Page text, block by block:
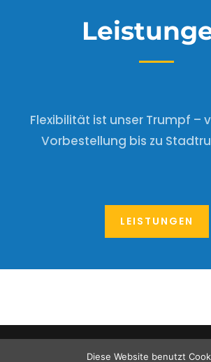
Flexibilität ist unser Trumpf –
Vorbestellung bis zu
LEISTUNGEN
© 2019 Taxi Zentrale
Diese Website benutzt